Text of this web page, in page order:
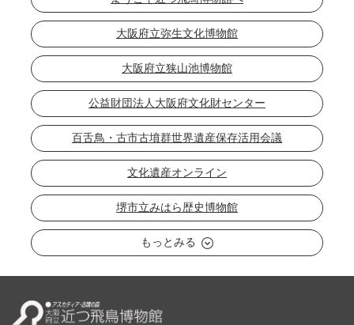
大阪府立弥生文化博物館
大阪府立狭山池博物館
公益財団法人大阪府文化財センター
百舌鳥・古市古墳群世界遺産保存活用会議
文化遺産オンライン
堺市立みはら歴史博物館
もっとみる